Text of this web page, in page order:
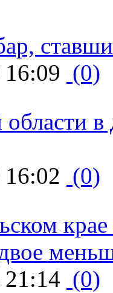
(0)
в
(0)
(0)